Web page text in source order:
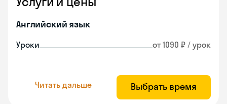
Английский язык
Уроки от 1090 ₽ / урок
Читать дальше Выбрать время